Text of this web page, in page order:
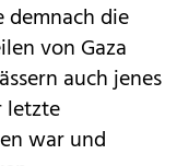
die
von Gaza
auch jenes
letzte
war und